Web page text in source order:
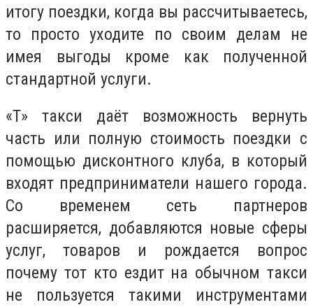
итогу поездки, когда вы рассчитываетесь,
то просто уходите по своим делам не
имея выгоды кроме как полученной
стандартной услуги.
«Т» такси даёт возможность вернуть
часть или полную стоимость поездки с
помощью дисконтного клуба, в который
входят предприниматели нашего города.
Со временем сеть партнеров
расширяется, добавляются новые сферы
услуг, товаров и рождается вопрос
почему тот кто ездит на обычном такси
не пользуется такими инструментами